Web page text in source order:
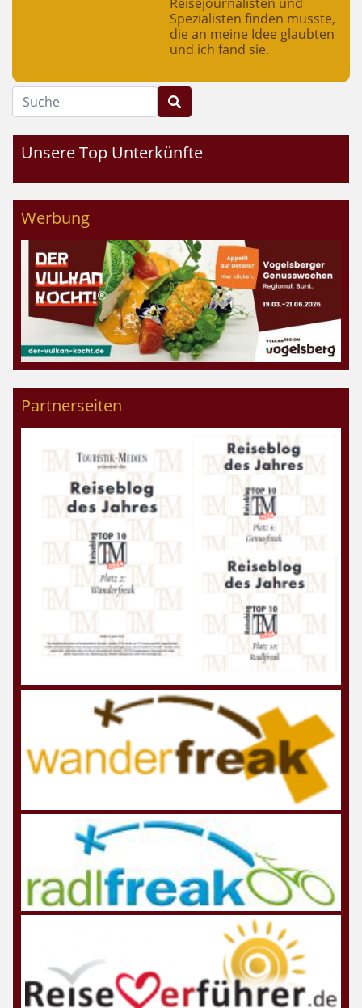
Spezialisten finden musste,
die an meine Idee glaubten
und ich fand sie.
Suche
Unsere Top Unterkünfte
Werbung
Partnerseiten